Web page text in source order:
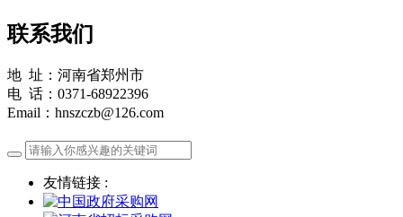
联系我们
地 址：河南省郑州市
电 话：0371-68922396
Email：hnszczb@126.com
友情链接 :